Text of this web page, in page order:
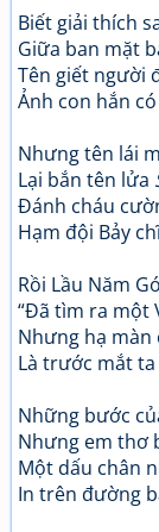
Biết giải thích
Giữa ban mặt
Tên giết người
Ảnh con hắn
Nhưng tên lái
Lại bắn tên lửa
Đánh cháu
Hạm đội Bảy
Rồi Lầu Năm
“Đã tìm ra một
Nhưng hạ màn
Là trước mắt
Những bước
Nhưng em thơ
Một dấu chân
In trên đường